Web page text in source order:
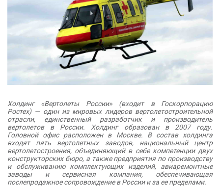
Холдинг «Вертолеты России» (входит в Госкорпорацию
Ростех) — один из мировых лидеров вертолетостроительной
отрасли, единственный разработчик и производитель
вертолетов в России. Холдинг образован в 2007 году.
Головной офис расположен в Москве. В состав холдинга
входят пять вертолетных заводов, национальный центр
вертолетостроения, объединяющий в себе компетенции двух
конструкторских бюро, а также предприятия по производству
и обслуживанию комплектующих изделий, авиаремонтные
заводы и сервисная компания, обеспечивающая
послепродажное сопровождение в России и за ее пределами.